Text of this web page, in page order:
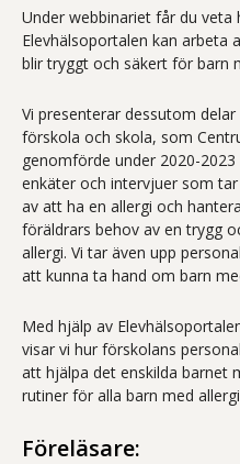
Under webbinariet får du
Elevhälsoportalen kan arbeta
blir tryggt och säkert för barn
Vi presenterar dessutom
förskola och skola, som
genomförde under 2020-
enkäter och intervjuer som
av att ha en allergi och
föräldrars behov av en trygg
allergi. Vi tar även upp
att kunna ta hand om barn
Med hjälp av
visar vi hur förskolans
att hjälpa det enskilda barnet
rutiner för alla barn med
Föreläsare: